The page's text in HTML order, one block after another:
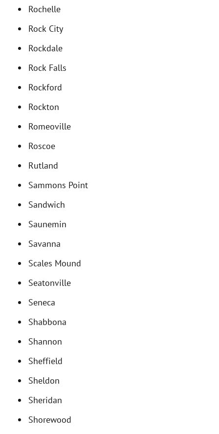
Rochelle
Rock City
Rockdale
Rock Falls
Rockford
Rockton
Romeoville
Roscoe
Rutland
Sammons Point
Sandwich
Saunemin
Savanna
Scales Mound
Seatonville
Seneca
Shabbona
Shannon
Sheffield
Sheldon
Sheridan
Shorewood